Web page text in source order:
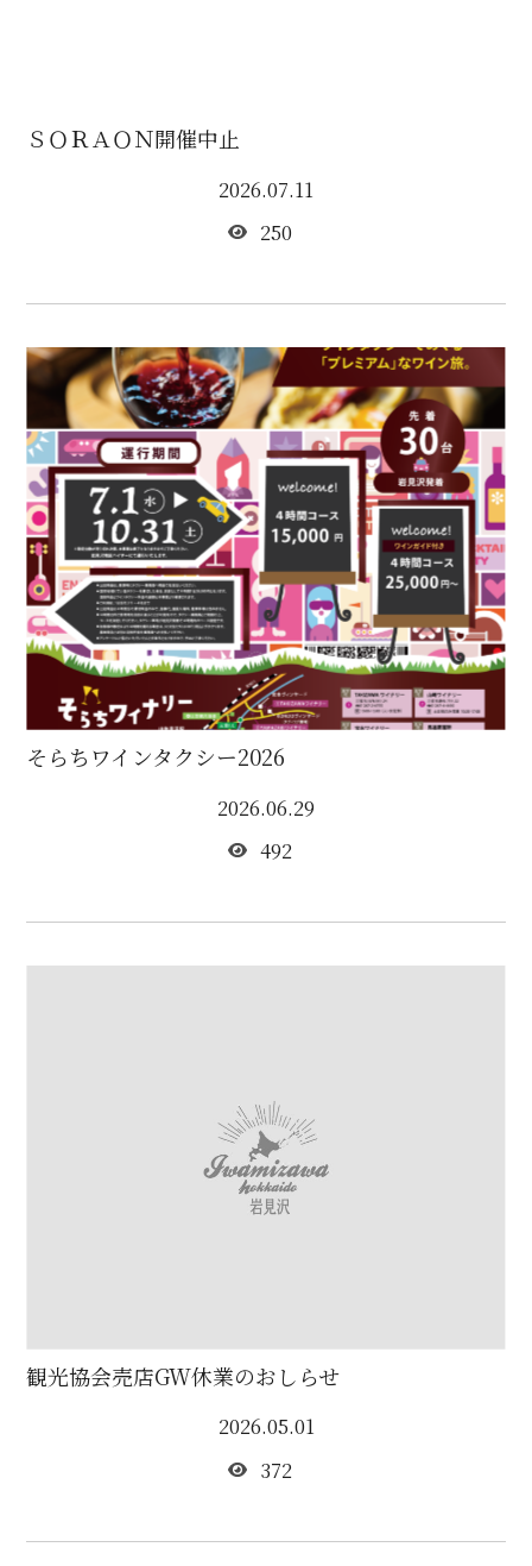
ＳＯＲＡＯＮ開催中止
2026.07.11
250
そらちワインタクシー2026
2026.06.29
492
観光協会売店GW休業のおしらせ
2026.05.01
372